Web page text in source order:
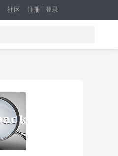
注册 登录
社区